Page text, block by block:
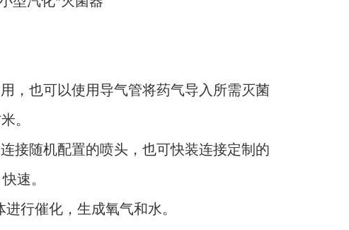
，也可以使用导气管将药气导入所需灭菌
。
接随机配置的喷头，也可快装连接定制的
速。
行催化，生成氧气和水。